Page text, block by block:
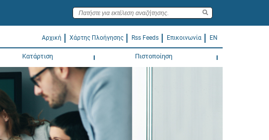
Αρχική Χάρτης Πλοήγησης Rss Feeds Επικοινωνία EN
Κατάρτιση Πιστοποίηση